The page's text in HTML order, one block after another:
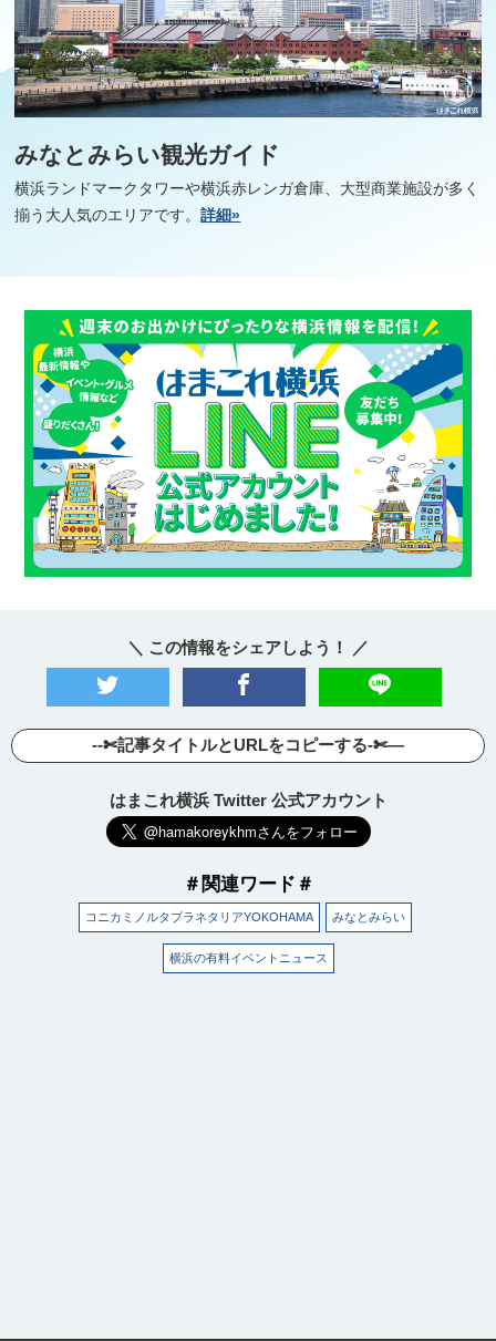
みなとみらい観光ガイド
横浜ランドマークタワーや横浜赤レンガ倉庫、大型商業施設が多く
揃う大人気のエリアです。詳細»
＼ この情報をシェアしよう！ ／
--✄記事タイトルとURLをコピーする-✄—
はまこれ横浜 Twitter 公式アカウント
＃関連ワード＃
コニカミノルタプラネタリアYOKOHAMA みなとみらい
横浜の有料イベントニュース